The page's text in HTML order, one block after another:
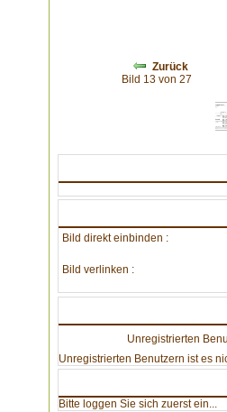
Zurück
Bild 13 von 27
Bild direkt einbinden :
Bild verlinken :
Unregistrierten
Unregistrierten Benutzern ist es
Bitte loggen Sie sich zuerst ein...